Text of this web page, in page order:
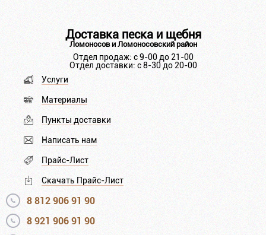
Доставка песка и щебня
Ломоносов и Ломоносовский район
Отдел продаж: с 9-00 до 21-00
Отдел доставки: с 8-30 до 20-00
Услуги
Материалы
Пункты доставки
Написать нам
Прайс-Лист
Скачать Прайс-Лист
8 812 906 91 90
8 921 906 91 90